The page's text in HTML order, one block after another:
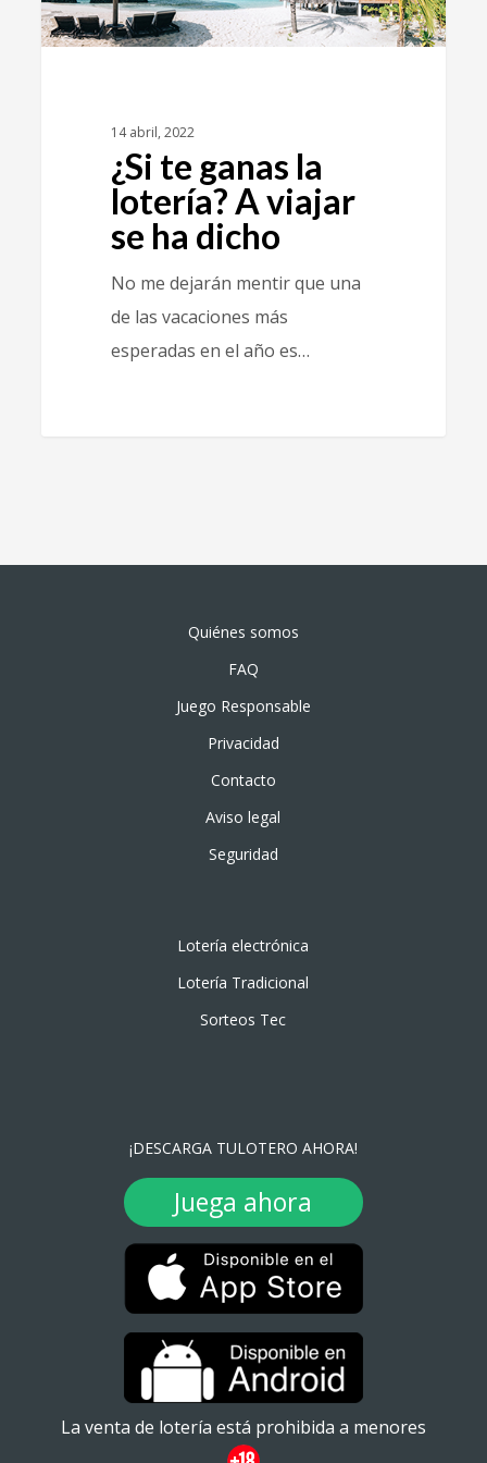
14 abril, 2022
¿Si te ganas la
lotería? A viajar
se ha dicho
No me dejarán mentir que una
de las vacaciones más
esperadas en el año es…
Quiénes somos
FAQ
Juego Responsable
Privacidad
Contacto
Aviso legal
Seguridad
Lotería electrónica
Lotería Tradicional
Sorteos Tec
¡DESCARGA TULOTERO AHORA!
Juega ahora
La venta de lotería está prohibida a menores